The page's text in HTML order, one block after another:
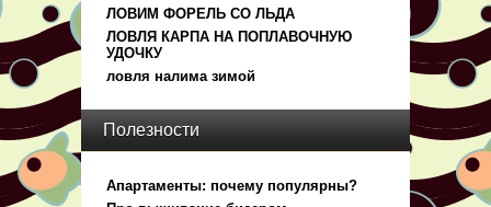
ЛОВИМ ФОРЕЛЬ СО ЛЬДА
ЛОВЛЯ КАРПА НА ПОПЛАВОЧНУЮ
УДОЧКУ
ловля налима зимой
Полезности
Апартаменты: почему популярны?